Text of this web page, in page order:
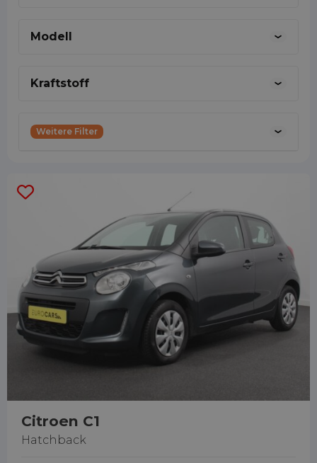
commercie@shortleaseland.nl
Modell
Kraftstoff
Weitere Filter
Citroen C1
Hatchback